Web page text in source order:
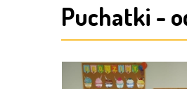
Puchatki -